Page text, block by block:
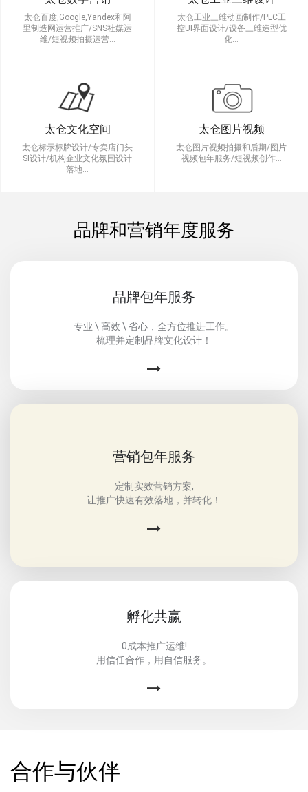
太仓百度,Google,Yandex和阿
里制造网运营推广/SNS社媒运
维/短视频拍摄运营…
太仓工业三维动画制作/PLC工
控UI界面设计/设备三维造型优
化…
太仓文化空间
太仓标示标牌设计/专卖店门头
SI设计/机构企业文化氛围设计
落地…
太仓图片视频
太仓图片视频拍摄和后期/图片
视频包年服务/短视频创作…
品牌和营销年度服务
品牌包年服务
专业 \ 高效 \ 省心，全方位推进工作。
梳理并定制品牌文化设计！
营销包年服务
定制实效营销方案,
让推广快速有效落地，并转化！
孵化共赢
0成本推广运维!
用信任合作，用自信服务。
合作与伙伴